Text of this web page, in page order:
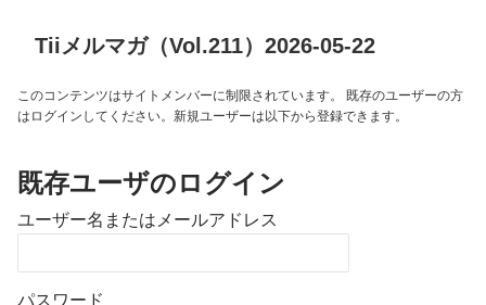
Tiiメルマガ（Vol.211）2026-05-22
このコンテンツはサイトメンバーに制限されています。 既存のユーザーの方
はログインしてください。新規ユーザーは以下から登録できます。
既存ユーザのログイン
ユーザー名またはメールアドレス
パスワード